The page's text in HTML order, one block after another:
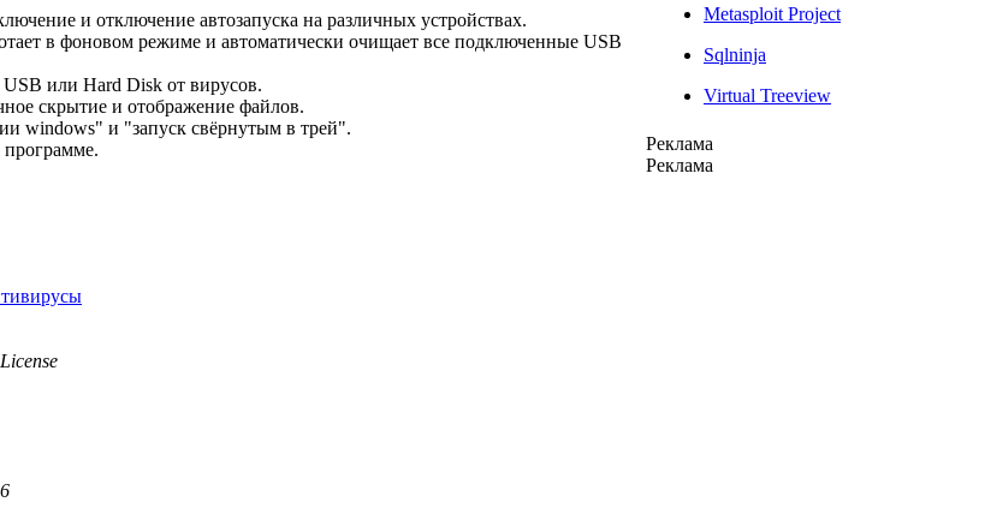
и отключение автозапуска на различных устройствах.
в фоновом режиме и автоматически очищает все подключенные USB
или Hard Disk от вирусов.
скрытие и отображение файлов.
windows" и "запуск свёрнутым в трей".
программе.
Metasploit Project
Sqlninja
Virtual Treeview
Реклама
Реклама